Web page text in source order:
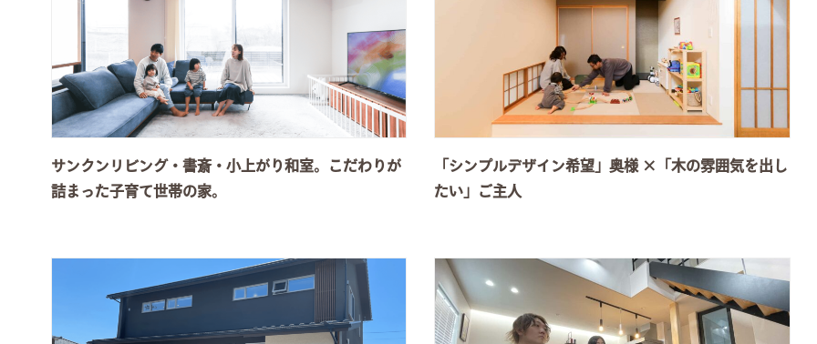
サンクンリビング・書斎・小上がり和室。こだわりが
詰まった子育て世帯の家。
「シンプルデザイン希望」奥様 ×「木の雰囲気を出し
たい」ご主人